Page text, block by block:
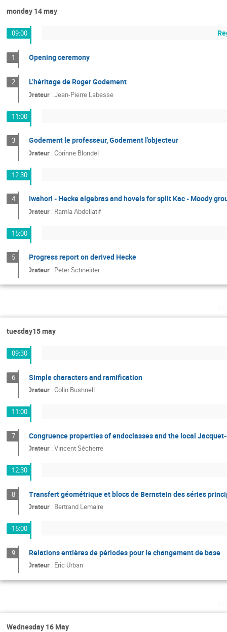
monday 14 may
09:00
1 Opening ceremony
2 L’héritage de Roger Godement
Orateur :Jean-Pierre Labesse
11:00
3 Godement le professeur, Godement l'objecteur
Orateur :Corinne Blondel
12:30
4 Iwahori - Hecke algebras and hovels for split Kac - Moody
Orateur : Ramla Abdellatif
15:00
5 Progress report on derived Hecke
Orateur : Peter Schneider
tuesday15 may
09:30
6 Simple characters and ramification
Orateur :Colin Bushnell
11:00
7 Congruence properties of endoclasses and the local
Orateur :Vincent Sécherre
12:30
8 Transfert géométrique et blocs de Bernstein des séries
Orateur : Bertrand Lemaire
15:00
9 Relations entières de périodes pour le changement de base
Orateur : Eric Urban
Wednesday 16 May